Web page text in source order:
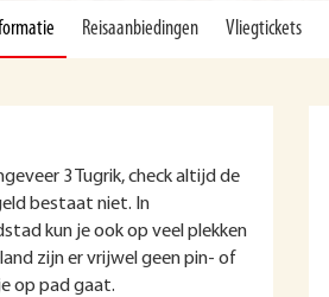
Reisaanbiedingen Vliegtickets
3 Tugrik, check altijd de
bestaat niet. In
kun je ook op veel plekken
zijn er vrijwel geen pin- of
op pad gaat.